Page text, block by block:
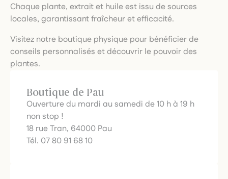
Chaque plante, extrait et huile est issu de sources
locales, garantissant fraîcheur et efficacité.
Visitez notre boutique physique pour bénéficier de
conseils personnalisés et découvrir le pouvoir des
plantes.
Boutique de Pau
Ouverture du mardi au samedi de 10 h à 19 h
non stop !
18 rue Tran, 64000 Pau
Tél. 07 80 91 68 10